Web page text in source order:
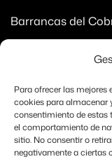
Para ofrecer las
cookies para almacenar
consentimiento de
el comportamiento de
sitio. No consentir o
negativamente a ciertas
Barrancas del
Oaxaca
Campeche